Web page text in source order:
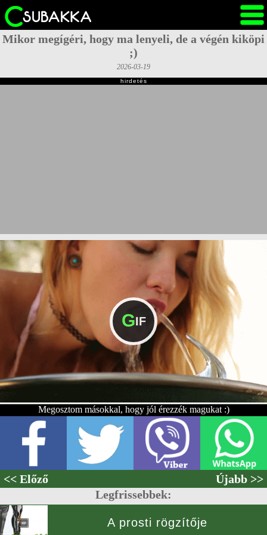
Mikor megígéri, hogy ma lenyeli, de a végén kiköpi
;)
2026-03-19
hirdetés
GIF
Megosztom másokkal, hogy jól érezzék magukat :)
<< Előző
Újabb >>
Legfrissebbek:
A prosti rögzítője